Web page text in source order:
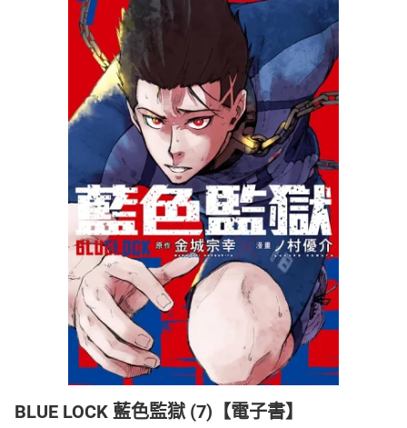
天天免運 美食蛋糕 養生保健
3C家電 運動休閒 親子玩具
男裝 化妝保養 情趣用品
日本購物 電子/紙本書
HOT
BLUE LOCK 藍色監獄 (7)【電子書】